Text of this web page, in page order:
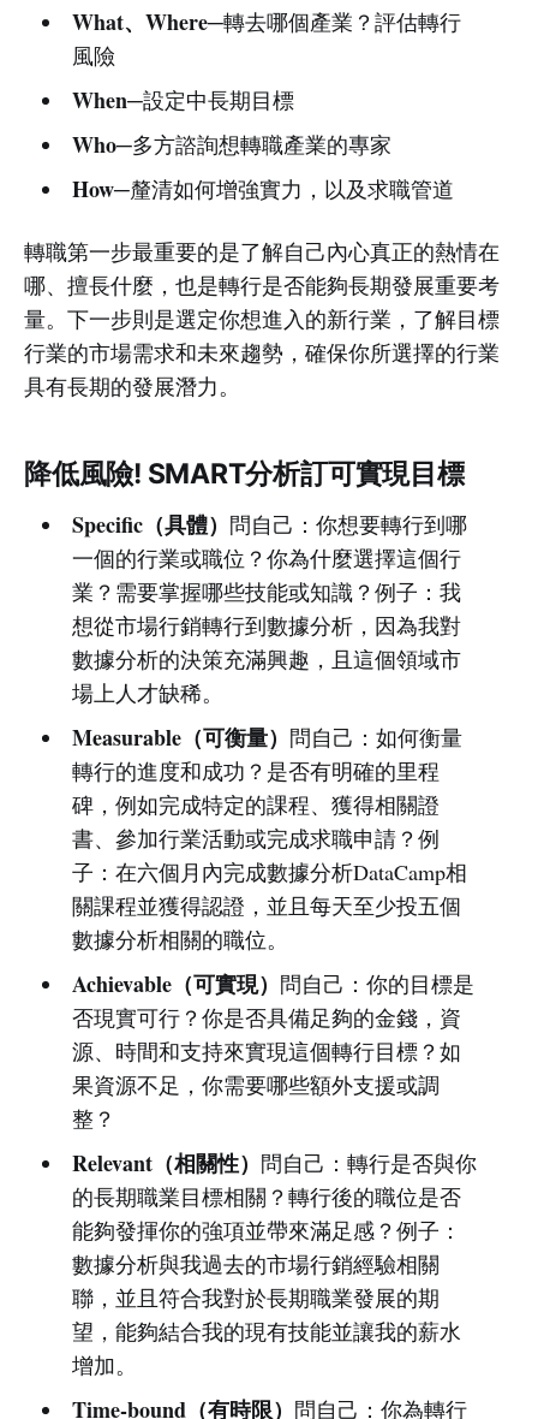
What、Where─轉去哪個產業？評估轉行
風險
When─設定中長期目標
Who─多方諮詢想轉職產業的專家
How─釐清如何增強實力，以及求職管道
轉職第一步最重要的是了解自己內心真正的熱情在
哪、擅長什麼，也是轉行是否能夠長期發展重要考
量。下一步則是選定你想進入的新行業，了解目標
行業的市場需求和未來趨勢，確保你所選擇的行業
具有長期的發展潛力。
降低風險! SMART分析訂可實現目標
Specific（具體） 問自己：你想要轉行到哪
一個的行業或職位？你為什麼選擇這個行
業？需要掌握哪些技能或知識？例子：我
想從市場行銷轉行到數據分析，因為我對
數據分析的決策充滿興趣，且這個領域市
場上人才缺稀。
Measurable（可衡量） 問自己：如何衡量
轉行的進度和成功？是否有明確的里程
碑，例如完成特定的課程、獲得相關證
書、參加行業活動或完成求職申請？例
子：在六個月內完成數據分析DataCamp相
關課程並獲得認證，並且每天至少投五個
數據分析相關的職位。
Achievable（可實現） 問自己：你的目標是
否現實可行？你是否具備足夠的金錢，資
源、時間和支持來實現這個轉行目標？如
果資源不足，你需要哪些額外支援或調
整？
Relevant（相關性） 問自己：轉行是否與你
的長期職業目標相關？轉行後的職位是否
能夠發揮你的強項並帶來滿足感？例子：
數據分析與我過去的市場行銷經驗相關
聯，並且符合我對於長期職業發展的期
望，能夠結合我的現有技能並讓我的薪水
增加。
Time-bound（有時限） 問自己：你為轉行